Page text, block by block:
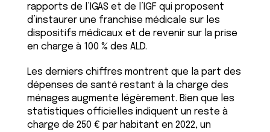
rapports de l’IGAS et de l’IGF qui proposent
d’instaurer une franchise médicale sur les
dispositifs médicaux et de revenir sur la prise
en charge à 100 % des ALD.
Les derniers chiffres montrent que la part des
dépenses de santé restant à la charge des
ménages augmente légèrement. Bien que les
statistiques officielles indiquent un reste à
charge de 250 € par habitant en 2022, un